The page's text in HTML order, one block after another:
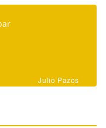
Julio Pazos